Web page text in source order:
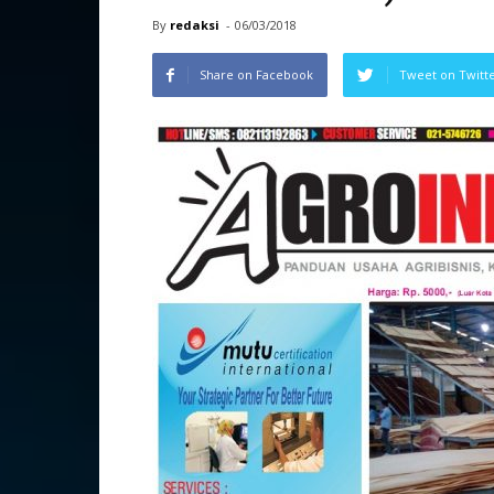
By redaksi - 06/03/2018
Share on Facebook Tweet on